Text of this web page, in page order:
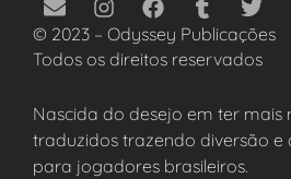
© 2023 – Odyssey Publicações
Todos os direitos reservados
Nascida do desejo em ter mais
traduzidos trazendo diversão e
para jogadores brasileiros.